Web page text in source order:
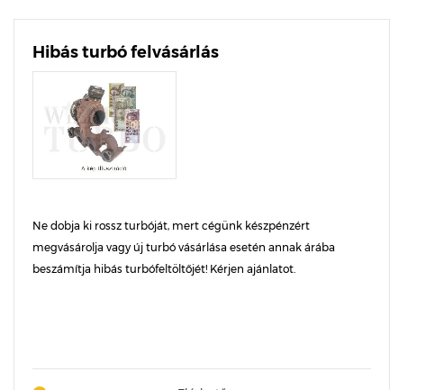
Hibás turbó felvásárlás
Ne dobja ki rossz turbóját, mert cégünk készpénzért
megvásárolja vagy új turbó vásárlása esetén annak árába
beszámítja hibás turbófeltöltőjét! Kérjen ajánlatot.